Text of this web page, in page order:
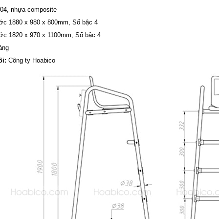
nhựa composite
1880 x 980 x 800mm, Số bậc 4
1820 x 970 x 1100mm, Số bậc 4
Công ty Hoabico